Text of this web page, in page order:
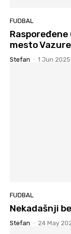
FUDBAL
mesto
Stefan - 1 Jun
FUDBAL
Nekadašnji
Stefan - 24 May